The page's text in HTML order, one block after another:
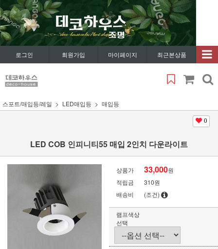
로그인 회원가입 마이페이지 최근본상품
스포트/매입등/레일 LED매입등 매입등
0
LED COB 인피니티55 매입 2인치 다운라이트
상품가 33,000원
적립금
310원
배송비
(조건)
램프색상
선택